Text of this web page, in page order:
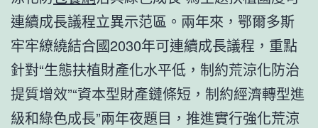
連續成長議程立異示范區。兩年來，鄂爾多斯
牢牢繚繞結合國2030年可連續成長議程，重點
針對“生態扶植財產化水平低，制約荒涼化防治
提質增效”“資本型財產鏈條短，制約經濟轉型進
級和綠色成長”兩年夜題目，推進實行強化荒涼